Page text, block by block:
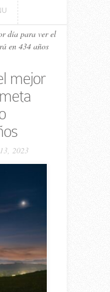
día para ver el
en 434 años
mejor
2023